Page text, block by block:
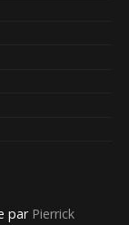
par Pierrick